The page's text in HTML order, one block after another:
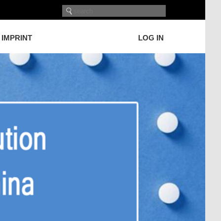
IMPRINT LOG IN